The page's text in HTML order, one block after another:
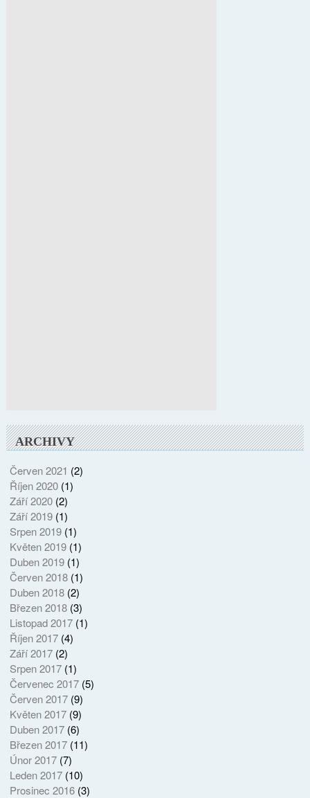
ARCHIVY
Červen 2021 (2)
Říjen 2020(1)
Září 2020(2)
Září 2019(1)
Srpen 2019(1)
Květen 2019(1)
Duben 2019(1)
Červen 2018(1)
Duben 2018(2)
Březen 2018(3)
Listopad 2017(1)
Říjen 2017(4)
Září 2017(2)
Srpen 2017(1)
Červenec 2017(5)
Červen 2017(9)
Květen 2017(9)
Duben 2017(6)
Březen 2017(11)
Únor 2017(7)
Leden 2017(10)
Prosinec 2016(3)